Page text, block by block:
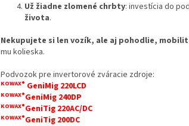
Už žiadne zlomené chrbty: investícia do
života.
Nekupujete si len vozík, ale aj pohodlie,
mu kolieska.
Podvozok pre invertorové zváracie zdroje:
KOWAX® GeniMig 220LCD
KOWAX®GeniMig 240DP
KOWAX®GeniTig 220AC/DC
KOWAX®GeniTig 200DC